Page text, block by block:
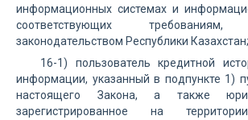
информационных системах и
соответствующих требованиям,
законодательством Республики Казахстан;
16-1) пользователь кредитной
информации, указанный в подпункте 1)
настоящего Закона, а также
зарегистрированное на